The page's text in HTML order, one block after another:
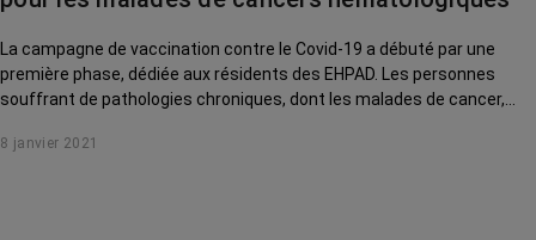
La campagne de vaccination contre le Covid-19 a débuté par une
première phase, dédiée aux résidents des EHPAD. Les personnes
souffrant de pathologies chroniques, dont les malades de cancer,
spécialistes appellent à accélérer.
8 janvier 2021